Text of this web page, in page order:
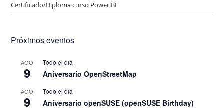
Certificado/Diploma curso Power BI
Próximos eventos
AGO
9
Todo el día
Aniversario OpenStreetMap
AGO
9
Todo el día
Aniversario openSUSE (openSUSE Birthday)